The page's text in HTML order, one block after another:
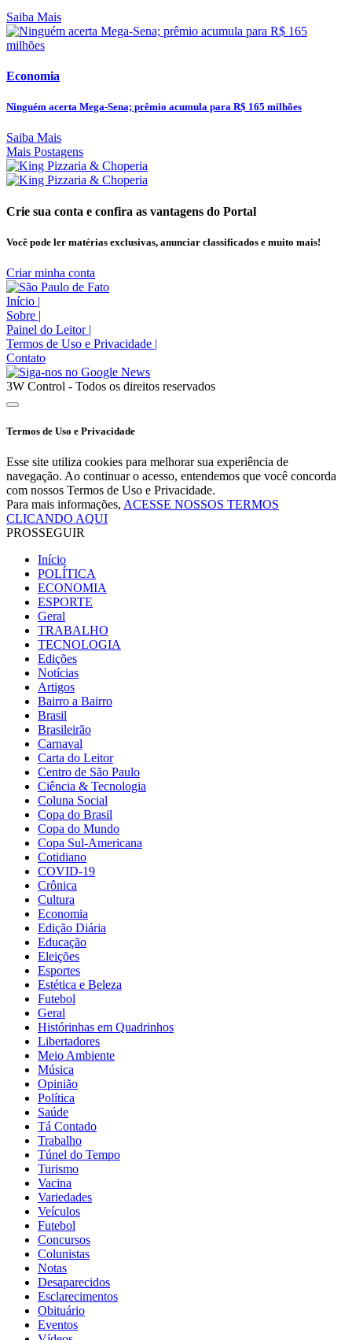
Saiba Mais
Economia
Ninguém acerta Mega-Sena; prêmio acumula para R$ 165 milhões
Saiba Mais
Mais Postagens
Crie sua conta e confira as vantagens do Portal
Você pode ler matérias exclusivas, anunciar classificados e muito mais!
Criar minha conta
Início |
Sobre |
Painel do Leitor |
Termos de Uso e Privacidade |
Contato
3W Control - Todos os direitos reservados
Termos de Uso e Privacidade
Esse site utiliza cookies para melhorar sua experiência de
navegação. Ao continuar o acesso, entendemos que você concorda
com nossos Termos de Uso e Privacidade.
Para mais informações, ACESSE NOSSOS TERMOS
CLICANDO AQUI
PROSSEGUIR
Início
POLÍTICA
ECONOMIA
ESPORTE
Geral
TRABALHO
TECNOLOGIA
Edições
Notícias
Artigos
Bairro a Bairro
Brasil
Brasileirão
Carnaval
Carta do Leitor
Centro de São Paulo
Ciência & Tecnologia
Coluna Social
Copa do Brasil
Copa do Mundo
Copa Sul-Americana
Cotidiano
COVID-19
Crônica
Cultura
Economia
Edição Diária
Educação
Eleições
Esportes
Estética e Beleza
Futebol
Geral
Histórinhas em Quadrinhos
Libertadores
Meio Ambiente
Música
Opinião
Política
Saúde
Tá Contado
Trabalho
Túnel do Tempo
Turismo
Vacina
Variedades
Veículos
Futebol
Concursos
Colunistas
Notas
Desaparecidos
Esclarecimentos
Obituário
Eventos